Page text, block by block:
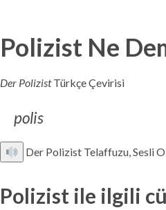
Polizist Ne
Der PolizistTürkçe Çevirisi
polis
Der Polizist Telaffuzu, Sesli
Polizist ile ilgili